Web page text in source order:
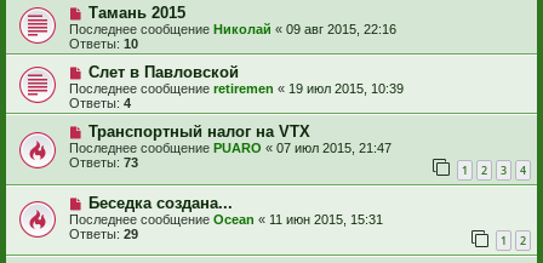
Тамань 2015
Последнее сообщение Николай « 09 авг 2015, 22:16
Ответы: 10
Слет в Павловской
Последнее сообщение retiremen « 19 июл 2015, 10:39
Ответы: 4
Транспортный налог на VTX
Последнее сообщение PUARO « 07 июл 2015, 21:47
Ответы: 73 1 2 3 4
Беседка создана...
Последнее сообщение Ocean « 11 июн 2015, 15:31
Ответы: 29 1 2